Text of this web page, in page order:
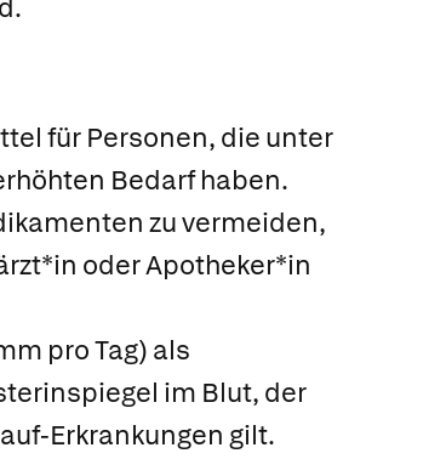
für Personen, die unter
Bedarf haben.
zu vermeiden,
oder Apotheker*in
pro Tag) als
im Blut, der
Erkrankungen gilt.